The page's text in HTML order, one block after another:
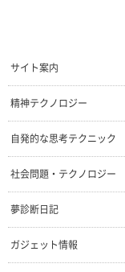
サイト案内
精神テクノロジー
自発的な思考テクニック
社会問題・テクノロジー
夢診断日記
ガジェット情報